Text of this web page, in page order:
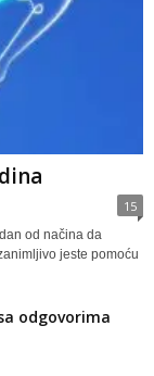
15
od načina da
jeste pomoću
odgovorima